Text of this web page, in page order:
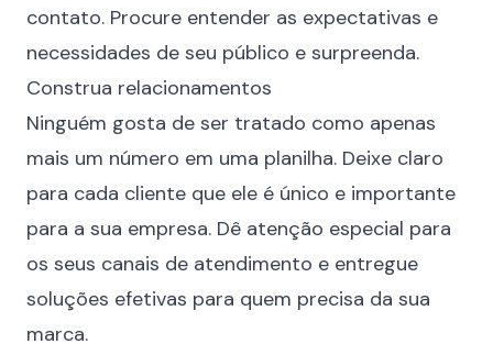
contato. Procure entender as expectativas e
necessidades de seu público e surpreenda.
Construa relacionamentos
Ninguém gosta de ser tratado como apenas
mais um número em uma planilha. Deixe claro
para cada cliente que ele é único e importante
para a sua empresa. Dê atenção especial para
os seus canais de atendimento e entregue
soluções efetivas para quem precisa da sua
marca.